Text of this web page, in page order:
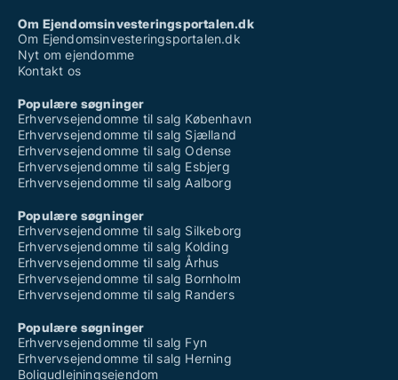
Om Ejendomsinvesteringsportalen.dk
Om Ejendomsinvesteringsportalen.dk
Nyt om ejendomme
Kontakt os
Populære søgninger
Erhvervsejendomme til salg København
Erhvervsejendomme til salg Sjælland
Erhvervsejendomme til salg Odense
Erhvervsejendomme til salg Esbjerg
Erhvervsejendomme til salg Aalborg
Populære søgninger
Erhvervsejendomme til salg Silkeborg
Erhvervsejendomme til salg Kolding
Erhvervsejendomme til salg Århus
Erhvervsejendomme til salg Bornholm
Erhvervsejendomme til salg Randers
Populære søgninger
Erhvervsejendomme til salg Fyn
Erhvervsejendomme til salg Herning
Boligudlejningsejendom